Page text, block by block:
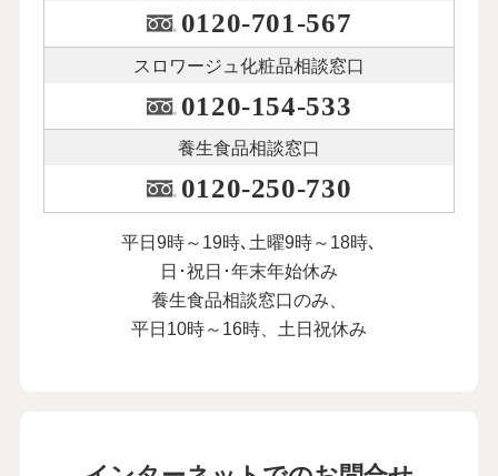
0120-701-567
スロワージュ化粧品相談窓口
0120-154-533
養生食品相談窓口
0120-250-730
平日9時～19時､土曜9時～18時､
日･祝日･年末年始休み
養生食品相談窓口のみ、
平日10時～16時、土日祝休み